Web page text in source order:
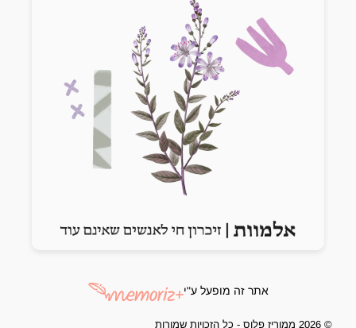
אתר זה מופעל ע"י
© 2026 ממוריז פלוס - כל הזכויות שמורות